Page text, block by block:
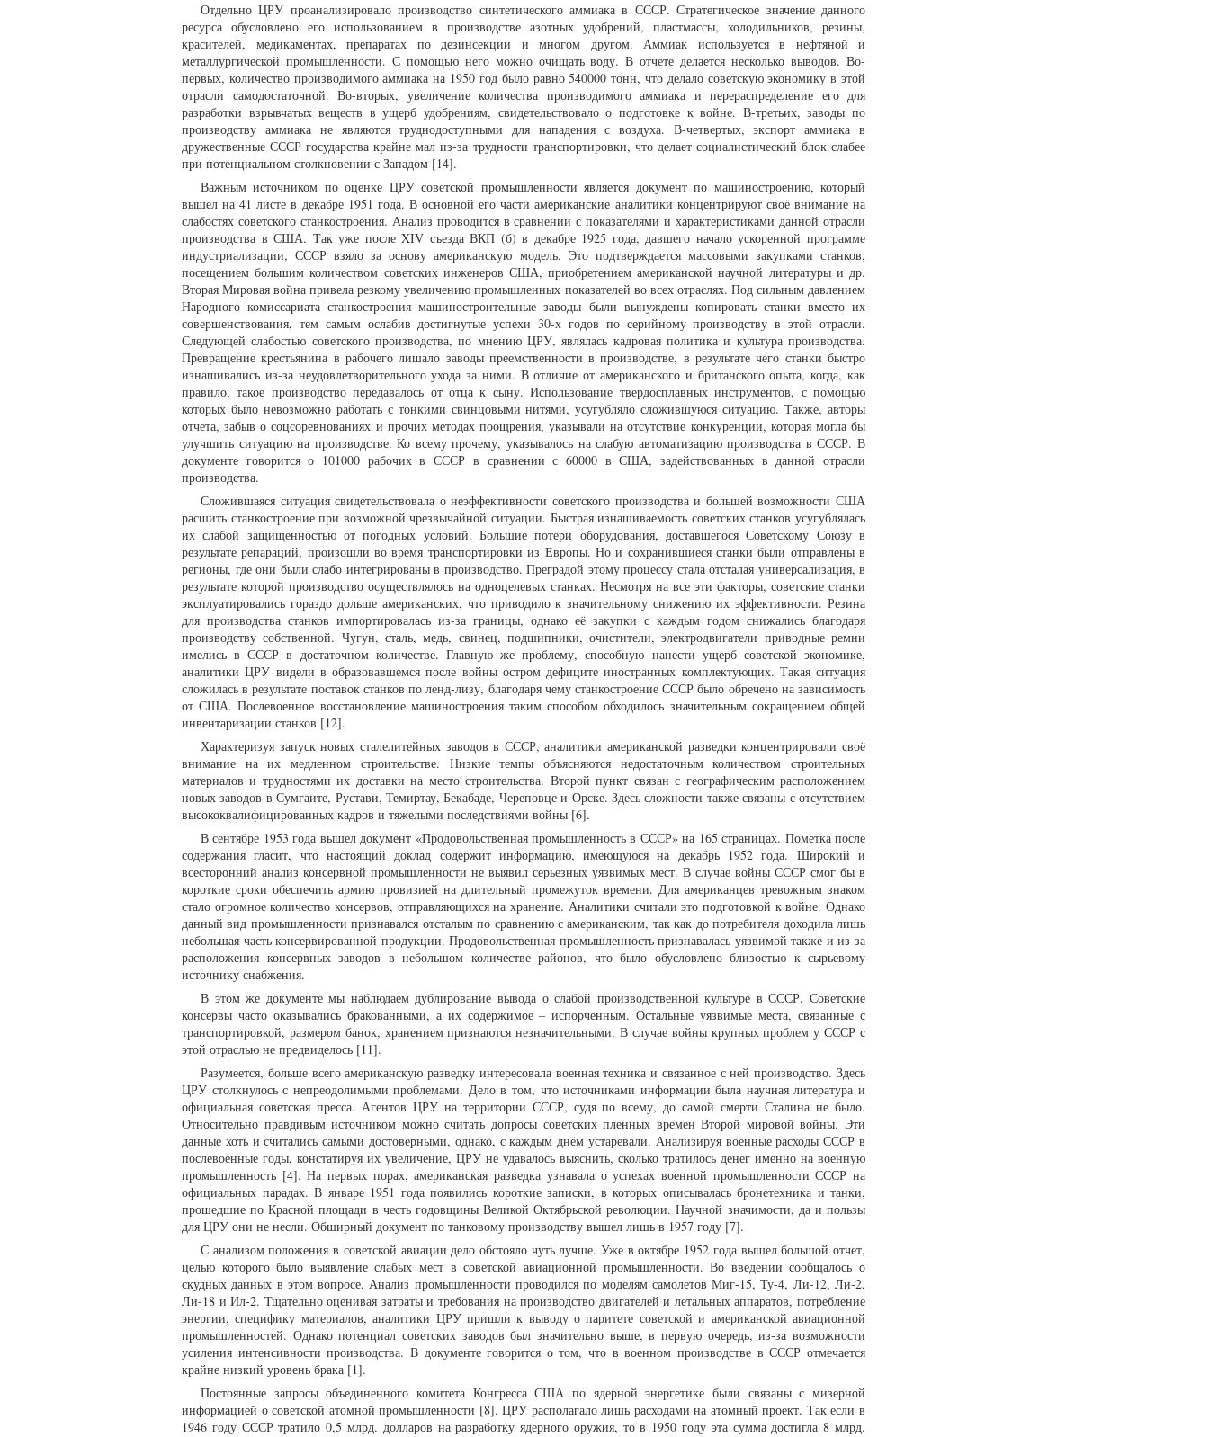
Отдельно ЦРУ проанализировало производство синтетического аммиака в СССР. Стратегическое значение данного
ресурса обусловлено его использованием в производстве азотных удобрений, пластмассы, холодильников, резины,
красителей, медикаментах, препаратах по дезинсекции и многом другом. Аммиак используется в нефтяной и
металлургической промышленности. С помощью него можно очищать воду. В отчете делается несколько выводов. Во-
первых, количество производимого аммиака на 1950 год было равно 540000 тонн, что делало советскую экономику в этой
отрасли самодостаточной. Во-вторых, увеличение количества производимого аммиака и перераспределение его для
разработки взрывчатых веществ в ущерб удобрениям, свидетельствовало о подготовке к войне. В-третьих, заводы по
производству аммиака не являются труднодоступными для нападения с воздуха. В-четвертых, экспорт аммиака в
дружественные СССР государства крайне мал из-за трудности транспортировки, что делает социалистический блок слабее
при потенциальном столкновении с Западом [14].
Важным источником по оценке ЦРУ советской промышленности является документ по машиностроению, который
вышел на 41 листе в декабре 1951 года. В основной его части американские аналитики концентрируют своё внимание на
слабостях советского станкостроения. Анализ проводится в сравнении с показателями и характеристиками данной отрасли
производства в США. Так уже после XIV съезда ВКП (б) в декабре 1925 года, давшего начало ускоренной программе
индустриализации, СССР взяло за основу американскую модель. Это подтверждается массовыми закупками станков,
посещением большим количеством советских инженеров США, приобретением американской научной литературы и др.
Вторая Мировая война привела резкому увеличению промышленных показателей во всех отраслях. Под сильным давлением
Народного комиссариата станкостроения машиностроительные заводы были вынуждены копировать станки вместо их
совершенствования, тем самым ослабив достигнутые успехи 30-х годов по серийному производству в этой отрасли.
Следующей слабостью советского производства, по мнению ЦРУ, являлась кадровая политика и культура производства.
Превращение крестьянина в рабочего лишало заводы преемственности в производстве, в результате чего станки быстро
изнашивались из-за неудовлетворительного ухода за ними. В отличие от американского и британского опыта, когда, как
правило, такое производство передавалось от отца к сыну. Использование твердосплавных инструментов, с помощью
которых было невозможно работать с тонкими свинцовыми нитями, усугубляло сложившуюся ситуацию. Также, авторы
отчета, забыв о соцсоревнованиях и прочих методах поощрения, указывали на отсутствие конкуренции, которая могла бы
улучшить ситуацию на производстве. Ко всему прочему, указывалось на слабую автоматизацию производства в СССР. В
документе говорится о 101000 рабочих в СССР в сравнении с 60000 в США, задействованных в данной отрасли
производства.
Сложившаяся ситуация свидетельствовала о неэффективности советского производства и большей возможности США
расшить станкостроение при возможной чрезвычайной ситуации. Быстрая изнашиваемость советских станков усугублялась
их слабой защищенностью от погодных условий. Большие потери оборудования, доставшегося Советскому Союзу в
результате репараций, произошли во время транспортировки из Европы. Но и сохранившиеся станки были отправлены в
регионы, где они были слабо интегрированы в производство. Преградой этому процессу стала отсталая универсализация, в
результате которой производство осуществлялось на одноцелевых станках. Несмотря на все эти факторы, советские станки
эксплуатировались гораздо дольше американских, что приводило к значительному снижению их эффективности. Резина
для производства станков импортировалась из-за границы, однако её закупки с каждым годом снижались благодаря
производству собственной. Чугун, сталь, медь, свинец, подшипники, очистители, электродвигатели приводные ремни
имелись в СССР в достаточном количестве. Главную же проблему, способную нанести ущерб советской экономике,
аналитики ЦРУ видели в образовавшемся после войны остром дефиците иностранных комплектующих. Такая ситуация
сложилась в результате поставок станков по ленд-лизу, благодаря чему станкостроение СССР было обречено на зависимость
от США. Послевоенное восстановление машиностроения таким способом обходилось значительным сокращением общей
инвентаризации станков [12].
Характеризуя запуск новых сталелитейных заводов в СССР, аналитики американской разведки концентрировали своё
внимание на их медленном строительстве. Низкие темпы объясняются недостаточным количеством строительных
материалов и трудностями их доставки на место строительства. Второй пункт связан с географическим расположением
новых заводов в Сумгаите, Рустави, Темиртау, Бекабаде, Череповце и Орске. Здесь сложности также связаны с отсутствием
высококвалифицированных кадров и тяжелыми последствиями войны [6].
В сентябре 1953 года вышел документ «Продовольственная промышленность в СССР» на 165 страницах. Пометка после
содержания гласит, что настоящий доклад содержит информацию, имеющуюся на декабрь 1952 года. Широкий и
всесторонний анализ консервной промышленности не выявил серьезных уязвимых мест. В случае войны СССР смог бы в
короткие сроки обеспечить армию провизией на длительный промежуток времени. Для американцев тревожным знаком
стало огромное количество консервов, отправляющихся на хранение. Аналитики считали это подготовкой к войне. Однако
данный вид промышленности признавался отсталым по сравнению с американским, так как до потребителя доходила лишь
небольшая часть консервированной продукции. Продовольственная промышленность признавалась уязвимой также и из-за
расположения консервных заводов в небольшом количестве районов, что было обусловлено близостью к сырьевому
источнику снабжения.
В этом же документе мы наблюдаем дублирование вывода о слабой производственной культуре в СССР. Советские
консервы часто оказывались бракованными, а их содержимое – испорченным. Остальные уязвимые места, связанные с
транспортировкой, размером банок, хранением признаются незначительными. В случае войны крупных проблем у СССР с
этой отраслью не предвиделось [11].
Разумеется, больше всего американскую разведку интересовала военная техника и связанное с ней производство. Здесь
ЦРУ столкнулось с непреодолимыми проблемами. Дело в том, что источниками информации была научная литература и
официальная советская пресса. Агентов ЦРУ на территории СССР, судя по всему, до самой смерти Сталина не было.
Относительно правдивым источником можно считать допросы советских пленных времен Второй мировой войны. Эти
данные хоть и считались самыми достоверными, однако, с каждым днём устаревали. Анализируя военные расходы СССР в
послевоенные годы, констатируя их увеличение, ЦРУ не удавалось выяснить, сколько тратилось денег именно на военную
промышленность [4]. На первых порах, американская разведка узнавала о успехах военной промышленности СССР на
официальных парадах. В январе 1951 года появились короткие записки, в которых описывалась бронетехника и танки,
прошедшие по Красной площади в честь годовщины Великой Октябрьской революции. Научной значимости, да и пользы
для ЦРУ они не несли. Обширный документ по танковому производству вышел лишь в 1957 году [7].
С анализом положения в советской авиации дело обстояло чуть лучше. Уже в октябре 1952 года вышел большой отчет,
целью которого было выявление слабых мест в советской авиационной промышленности. Во введении сообщалось о
скудных данных в этом вопросе. Анализ промышленности проводился по моделям самолетов Миг-15, Ту-4, Ли-12, Ли-2,
Ли-18 и Ил-2. Тщательно оценивая затраты и требования на производство двигателей и летальных аппаратов, потребление
энергии, специфику материалов, аналитики ЦРУ пришли к выводу о паритете советской и американской авиационной
промышленностей. Однако потенциал советских заводов был значительно выше, в первую очередь, из-за возможности
усиления интенсивности производства. В документе говорится о том, что в военном производстве в СССР отмечается
крайне низкий уровень брака [1].
Постоянные запросы объединенного комитета Конгресса США по ядерной энергетике были связаны с мизерной
информацией о советской атомной промышленности [8]. ЦРУ располагало лишь расходами на атомный проект. Так если в
1946 году СССР тратило 0,5 млрд. долларов на разработку ядерного оружия, то в 1950 году эта сумма достигла 8 млрд.